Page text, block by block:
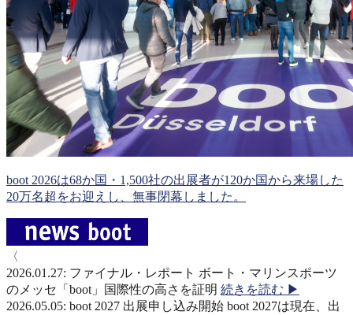
boot 2026は68か国・1,500社の出展者が120か国から来場した
20万名超をお迎えし、無事閉幕しました。
〈
2026.01.27: ファイナル・レポート ボート・マリンスポーツ
のメッセ「boot」国際性の高さを証明 続きを読む ▶
2026.05.05: boot 2027 出展申し込み開始 boot 2027は現在、出